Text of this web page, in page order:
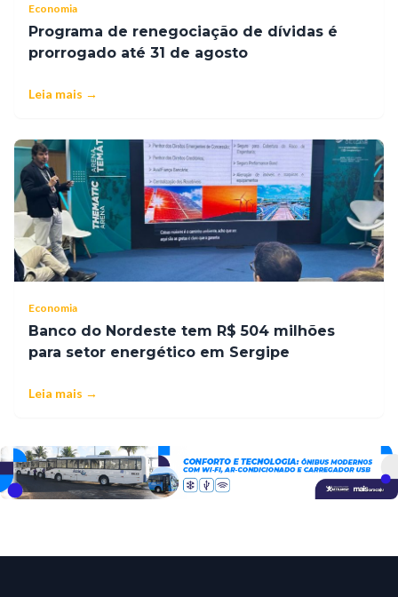
Economia
Programa de renegociação de dívidas é
prorrogado até 31 de agosto
Leia mais →
Economia
Banco do Nordeste tem R$ 504 milhões
para setor energético em Sergipe
Leia mais →